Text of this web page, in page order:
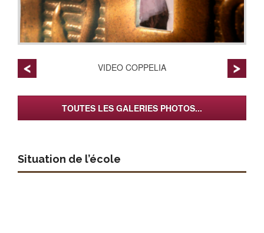
VIDEO COPPELIA
TOUTES LES GALERIES PHOTOS...
Situation de l’école